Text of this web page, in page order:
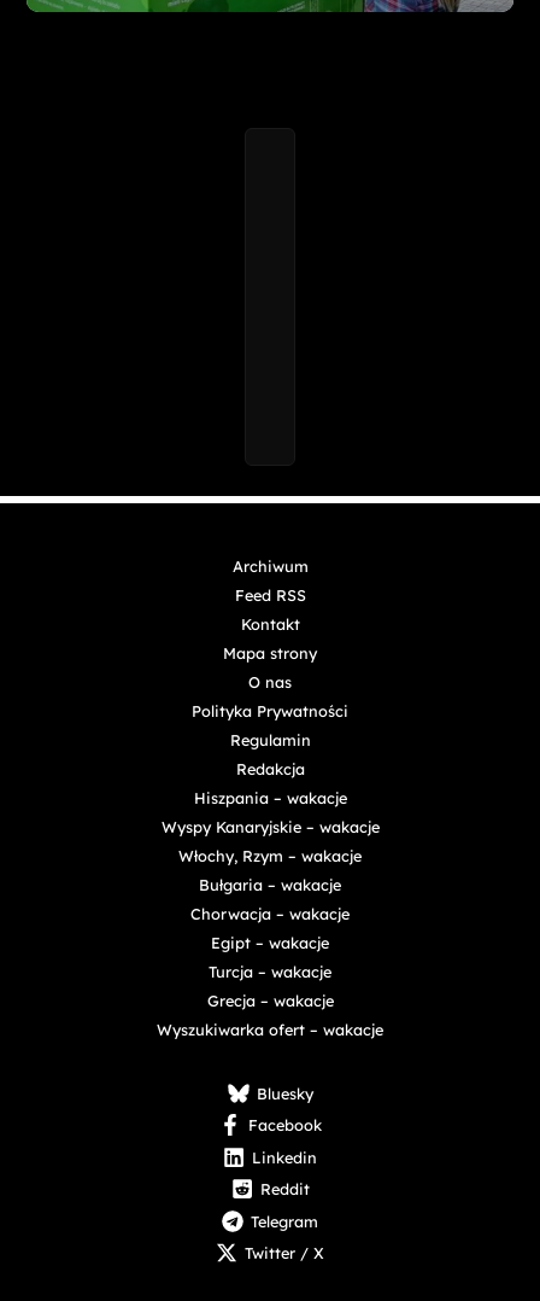
Archiwum
Feed RSS
Kontakt
Mapa strony
O nas
Polityka Prywatności
Regulamin
Redakcja
Hiszpania – wakacje
Wyspy Kanaryjskie – wakacje
Włochy, Rzym – wakacje
Bułgaria – wakacje
Chorwacja – wakacje
Egipt – wakacje
Turcja – wakacje
Grecja – wakacje
Wyszukiwarka ofert – wakacje
Bluesky
Facebook
Linkedin
Reddit
Telegram
Twitter / X